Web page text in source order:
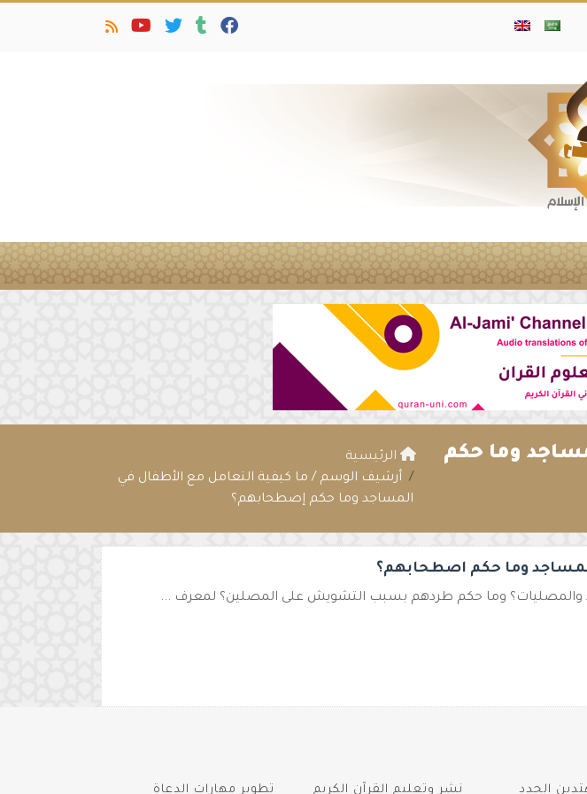
وما حكم
الرئيسية
أرشيف الوسم / ما كيفية التعامل مع الأطفال في
المساجد وما حكم إصطحابهم؟
وما حكم اصطحابهم؟
والمصليات؟ وما حكم طردهم بسبب التشويش على المصلين؟ لمعرف ...
الجدد نشر وتعليم القرآن الكريم تطوير مهارات الدعاة